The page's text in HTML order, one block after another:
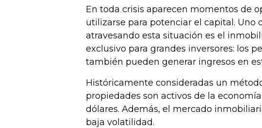
En toda crisis aparecen momentos de
utilizarse para potenciar el capital. Uno
atravesando esta situación es el
exclusivo para grandes inversores: los
también pueden generar ingresos en
Históricamente consideradas un
propiedades son activos de la
dólares. Además, el mercado
baja volatilidad.